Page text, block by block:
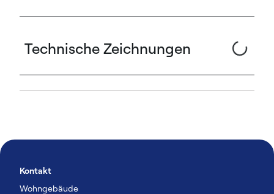
Technische Zeichnungen
Kontakt
Wohngebäude